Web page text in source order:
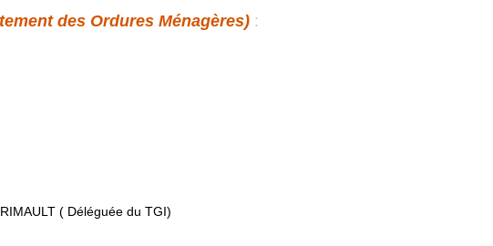
des Ordures Ménagères) :
( Déléguée du TGI)